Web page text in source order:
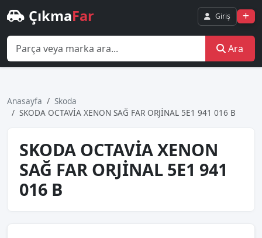
ÇıkmaFar Giriş
Ara
Anasayfa
Skoda
SKODA OCTAVİA XENON SAĞ FAR ORJİNAL 5E1 941 016 B
SKODA OCTAVİA XENON
SAĞ FAR ORJİNAL 5E1 941
016 B